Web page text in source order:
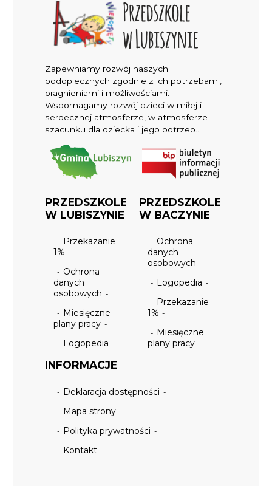
Zapewniamy rozwój naszych
podopiecznych zgodnie z ich potrzebami,
pragnieniami i możliwościami.
Wspomagamy rozwój dzieci w miłej i
serdecznej atmosferze, w atmosferze
szacunku dla dziecka i jego potrzeb...
PRZEDSZKOLE
W LUBISZYNIE
Przekazanie
1%
Ochrona
danych
osobowych
Miesięczne
plany pracy
Logopedia
PRZEDSZKOLE
W BACZYNIE
Ochrona
danych
osobowych
Logopedia
Przekazanie
1%
Miesięczne
plany pracy
INFORMACJE
Deklaracja dostępności
Mapa strony
Polityka prywatności
Kontakt